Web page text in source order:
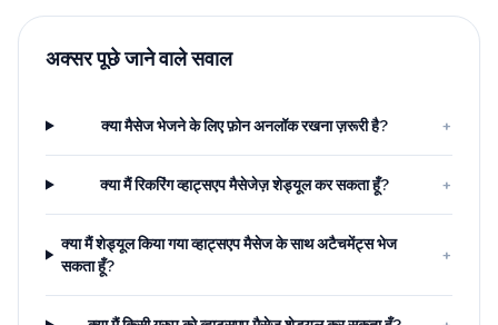
अक्सर पूछे जाने वाले सवाल
क्या मैसेज भेजने के लिए फ़ोन अनलॉक रखना ज़रूरी है? +
क्या मैं रिकरिंग व्हाट्सएप मैसेजेज़ शेड्यूल कर सकता हूँ? +
क्या मैं शेड्यूल किया गया व्हाट्सएप मैसेज के साथ अटैचमेंट्स भेज
सकता हूँ?
+